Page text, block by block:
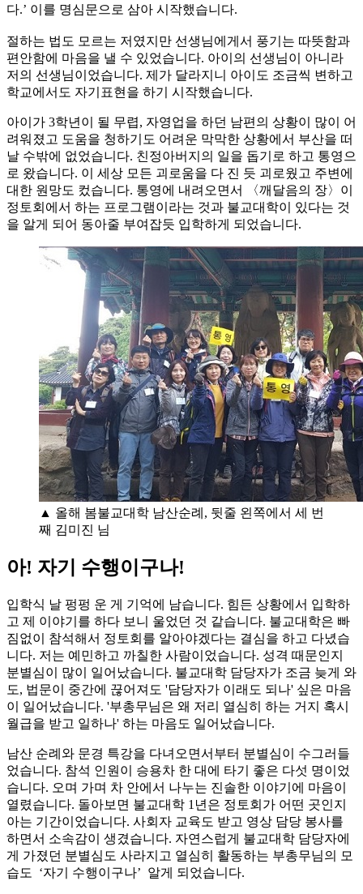
다.’ 이를 명심문으로 삼아 시작했습니다.
절하는 법도 모르는 저였지만 선생님에게서 풍기는 따뜻함과
편안함에 마음을 낼 수 있었습니다. 아이의 선생님이 아니라
저의 선생님이었습니다. 제가 달라지니 아이도 조금씩 변하고
학교에서도 자기표현을 하기 시작했습니다.
아이가 3학년이 될 무렵, 자영업을 하던 남편의 상황이 많이 어
려워졌고 도움을 청하기도 어려운 막막한 상황에서 부산을 떠
날 수밖에 없었습니다. 친정아버지의 일을 돕기로 하고 통영으
로 왔습니다. 이 세상 모든 괴로움을 다 진 듯 괴로웠고 주변에
대한 원망도 컸습니다. 통영에 내려오면서 〈깨달음의 장〉이
정토회에서 하는 프로그램이라는 것과 불교대학이 있다는 것
을 알게 되어 동아줄 부여잡듯 입학하게 되었습니다.
▲ 올해 봄불교대학 남산순례, 뒷줄 왼쪽에서 세 번
째 김미진 님
아! 자기 수행이구나!
입학식 날 펑펑 운 게 기억에 남습니다. 힘든 상황에서 입학하
고 제 이야기를 하다 보니 울었던 것 같습니다. 불교대학은 빠
짐없이 참석해서 정토회를 알아야겠다는 결심을 하고 다녔습
니다. 저는 예민하고 까칠한 사람이었습니다. 성격 때문인지
분별심이 많이 일어났습니다. 불교대학 담당자가 조금 늦게 와
도, 법문이 중간에 끊어져도 '담당자가 이래도 되나' 싶은 마음
이 일어났습니다. '부총무님은 왜 저리 열심히 하는 거지 혹시
월급을 받고 일하나' 하는 마음도 일어났습니다.
남산 순례와 문경 특강을 다녀오면서부터 분별심이 수그러들
었습니다. 참석 인원이 승용차 한 대에 타기 좋은 다섯 명이었
습니다. 오며 가며 차 안에서 나누는 진솔한 이야기에 마음이
열렸습니다. 돌아보면 불교대학 1년은 정토회가 어떤 곳인지
아는 기간이었습니다. 사회자 교육도 받고 영상 담당 봉사를
하면서 소속감이 생겼습니다. 자연스럽게 불교대학 담당자에
게 가졌던 분별심도 사라지고 열심히 활동하는 부총무님의 모
습도 ‘자기 수행이구나’ 알게 되었습니다.